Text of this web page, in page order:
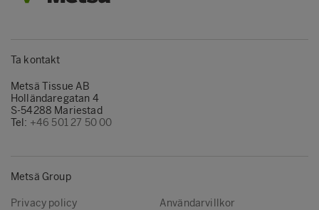
Ta kontakt
Metsä Tissue AB
Holländaregatan 4
S-54288 Mariestad
Tel: +46 501 27 50 00
Metsä Group
Privacy policy
Användarvillkor